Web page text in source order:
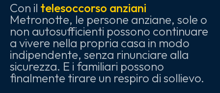
Con il telesoccorso anziani
Metronotte, le persone anziane, sole o
non autosufficienti possono continuare
a vivere nella propria casa in modo
indipendente, senza rinunciare alla
sicurezza. E i familiari possono
finalmente tirare un respiro di sollievo.